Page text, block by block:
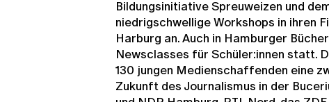
Bildungsinitiative Spreuweizen und
niedrigschwellige Workshops in ihren
Harburg an. Auch in Hamburger
Newsclasses für Schüler:innen statt.
130 jungen Medienschaffenden eine
Zukunft des Journalismus in der